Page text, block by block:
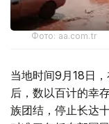
Фото: aa.com.tr
当地时间9月18日
后，数以百计的幸
族团结，停止长达